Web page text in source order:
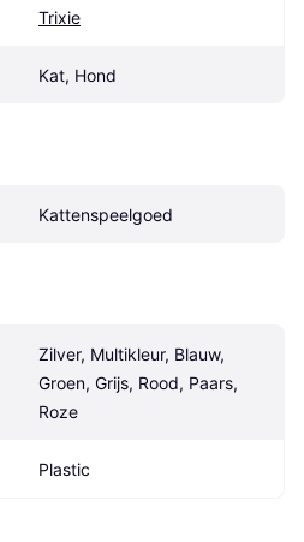
Trixie
Kat, Hond
Kattenspeelgoed
Zilver, Multikleur, Blauw,
Groen, Grijs, Rood, Paars,
Roze
Plastic